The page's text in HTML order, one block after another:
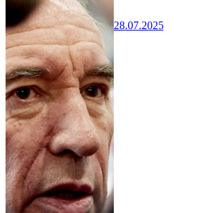
28.07.2025